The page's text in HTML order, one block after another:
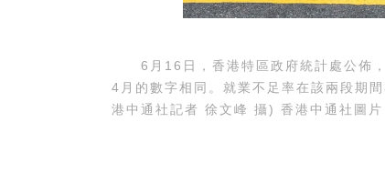
6月16日，香港特區政府統計處公佈，
4月的數字相同。就業不足率在該兩段期
港中通社記者 徐文峰 攝) 香港中通社圖片